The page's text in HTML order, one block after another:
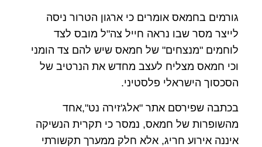
גורמים בחמאס אומרים כי ארגון הטרור ניסה
לייצר מסר שבו נראה חייל צה"ל מובס לצד
לוחמים "מנצחים" של חמאס שיש להם צד הומני
וכי חמאס מצליח לעצב מחדש את הנרטיב של
הסכסוך הישראלי פלסטיני.
בכתבה שפירסם אתר "אלג'זירה נט",אחד
מהשופרות של חמאס, נמסר כי תקרית הנשיקה
איננה אירוע חריג, אלא חלק ממערך תקשורתי